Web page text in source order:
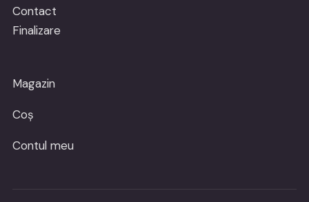
Contact
Finalizare
Magazin
Coș
Contul meu